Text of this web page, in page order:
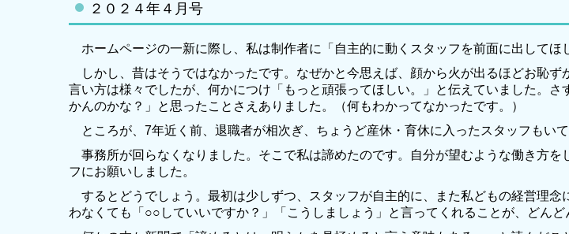
２０２４年４月号
ホームページの一新に際し、私は制作者に「自主的に動くスタッフを前面に出して
しかし、昔はそうではなかったです。なぜかと今思えば、顔から火が出るほどお恥ず
言い方は様々でしたが、何かにつけ「もっと頑張ってほしい。」と伝えていました。
かんのかな？」と思ったことさえありました。（何もわかってなかったです。）
ところが、7年近く前、退職者が相次ぎ、ちょうど産休・育休に入ったスタッフもいて
事務所が回らなくなりました。そこで私は諦めたのです。自分が望むような働き方
フにお願いしました。
するとどうでしょう。最初は少しずつ、スタッフが自主的に、また私どもの経営理
わなくても「○○していいですか？」「こうしましょう」と言ってくれることが、どんど